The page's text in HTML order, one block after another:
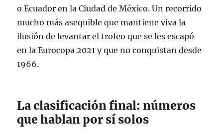
o Ecuador en la Ciudad de México. Un recorrido
mucho más asequible que mantiene viva la
ilusión de levantar el trofeo que se les escapó
en la Eurocopa 2021 y que no conquistan desde
1966.
La clasificación final: números
que hablan por sí solos